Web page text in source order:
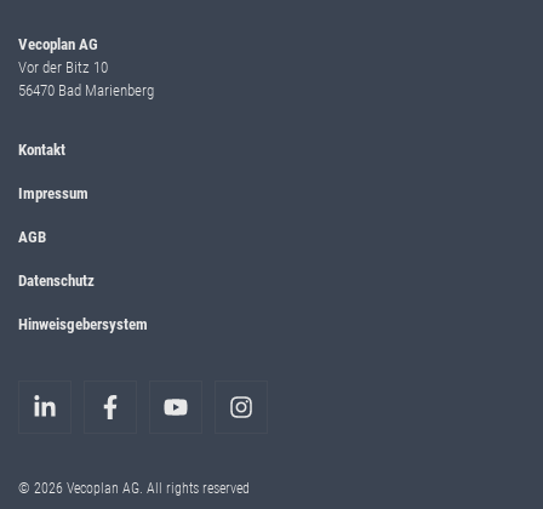
Vecoplan AG
Vor der Bitz 10
56470 Bad Marienberg
Kontakt
Impressum
AGB
Datenschutz
Hinweisgebersystem
© 2026 Vecoplan AG. All rights reserved